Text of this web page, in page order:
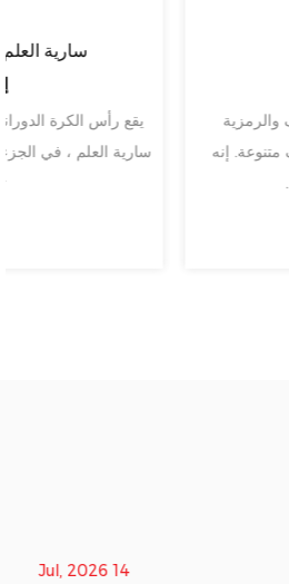
العلم أسفل الريح رأس الكرة الدوران
لأسفل سارية الريح ، كمكون رئيسي
الجزء العلوي من سارية العلم. وظيفتها